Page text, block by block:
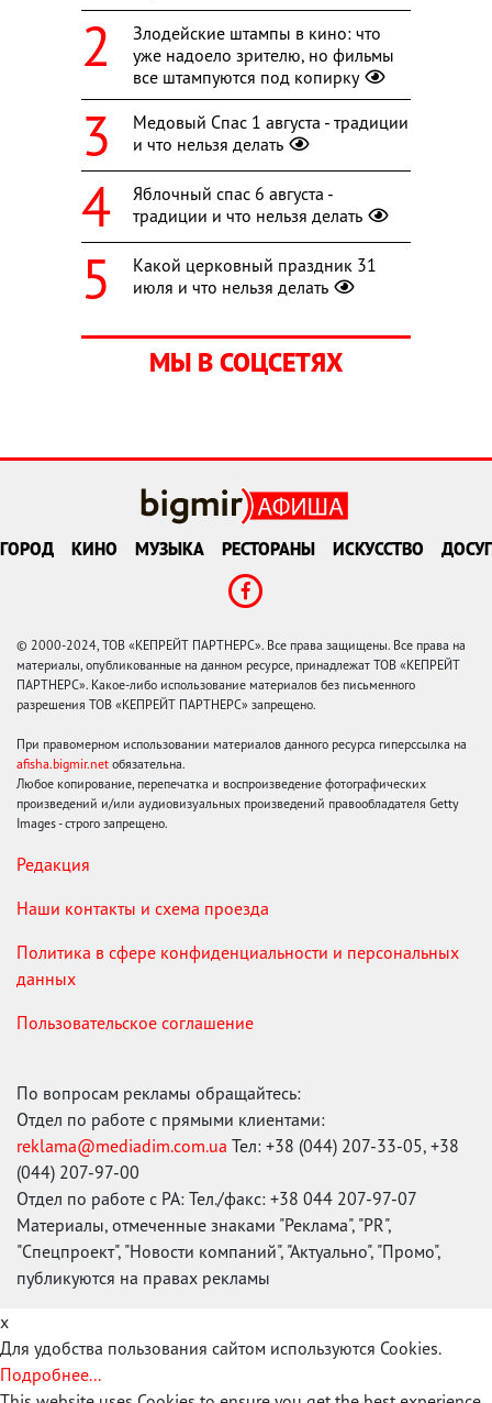
Злодейские штампы в кино: что
уже надоело зрителю, но фильмы
все штампуются под копирку
Медовый Спас 1 августа - традиции
и что нельзя делать
Яблочный спас 6 августа -
традиции и что нельзя делать
Какой церковный праздник 31
июля и что нельзя делать
МЫ В СОЦСЕТЯХ
ГОРОД КИНО МУЗЫКА РЕСТОРАНЫ ИСКУССТВО ДОСУГ
© 2000-2024, ТОВ «КЕПРЕЙТ ПАРТНЕРС». Все права защищены. Все права на
материалы, опубликованные на данном ресурсе, принадлежат ТОВ «КЕПРЕЙТ
ПАРТНЕРС». Какое-либо использование материалов без письменного
разрешения ТОВ «КЕПРЕЙТ ПАРТНЕРС» запрещено.
При правомерном использовании материалов данного ресурса гиперссылка на
afisha.bigmir.net обязательна.
Любое копирование, перепечатка и воспроизведение фотографических
произведений и/или аудиовизуальных произведений правообладателя Getty
Images - строго запрещено.
Редакция
Наши контакты и схема проезда
Политика в сфере конфиденциальности и персональных
данных
Пользовательское соглашение
По вопросам рекламы обращайтесь:
Отдел по работе с прямыми клиентами:
reklama@mediadim.com.ua Тел: +38 (044) 207-33-05, +38
(044) 207-97-00
Отдел по работе с РА: Тел./факс: +38 044 207-97-07
Материалы, отмеченные знаками "Реклама", "PR",
"Спецпроект", "Новости компаний", "Актуально", "Промо",
публикуются на правах рекламы
x
Для удобства пользования сайтом используются Cookies.
Подробнее...